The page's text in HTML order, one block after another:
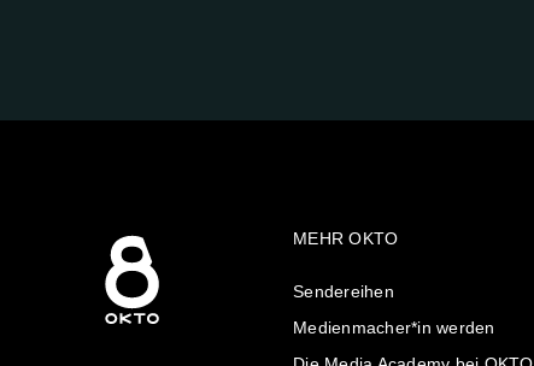
MEHR OKTO
Sendereihen
Medienmacher*in werden